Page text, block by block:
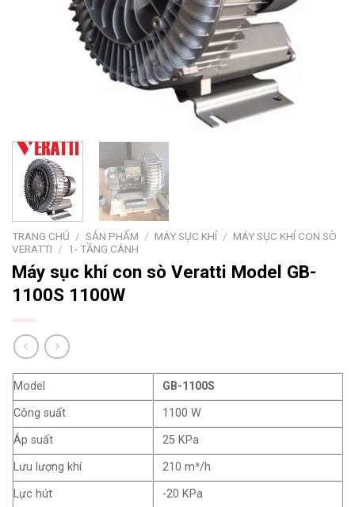
TRANG CHỦ / SẢN PHẨM / MÁY SỤC KHÍ / MÁY SỤC KHÍ CON SÒ
VERATTI / 1- TẦNG CÁNH
Máy sục khí con sò Veratti Model GB-
1100S 1100W
Model
GB-1100S
Công suất
1100 W
Áp suất
25 KPa
Lưu lượng khí
210 m³/h
Lực hút
-20 KPa